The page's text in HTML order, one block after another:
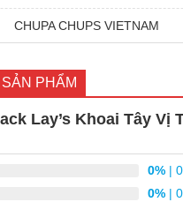
CHUPA CHUPS VIETNAM
PHẨM
Lay’s Khoai Tây Vị
0% |
0% |